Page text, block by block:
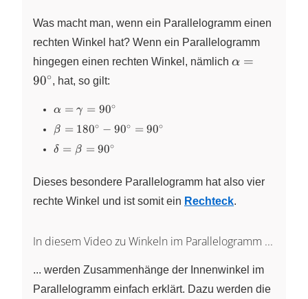
Was macht man, wenn ein Parallelogramm einen
rechten Winkel hat? Wenn ein Parallelogramm
hingegen einen rechten Winkel, nämlich α =
90∘, hat, so gilt:
\alpha
=
\gamma
=
α = γ = 90∘
\beta =
180^\circ
-
=
90^\circ
β = 180∘ − 90∘ = 90∘
\delta =
90^\circ
δ = β = 90∘
Dieses besondere Parallelogramm hat also vier
rechte Winkel und ist somit ein Rechteck.
In diesem Video zu Winkeln im Parallelogramm ...
... werden Zusammenhänge der Innenwinkel im
Parallelogramm einfach erklärt. Dazu werden die